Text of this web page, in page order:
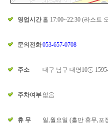
영업시간 홀 17:00~22:30 (라스트
문의전화053-657-0708
주소 대구 남구 대명10동
주차여부 없음
휴 무 일,월요일 (홀만 휴무,포